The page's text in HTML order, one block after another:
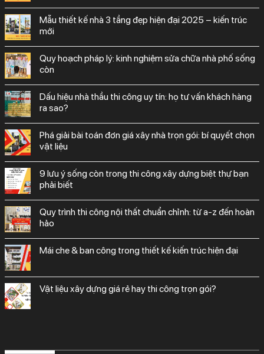
mẫu thiết kế nhà 3 tầng đẹp hiện đại 2025 – kiến trúc
mới
quy hoạch pháp lý: kinh nghiệm sửa chữa nhà phố sống
còn
dấu hiệu nhà thầu thi công uy tín: họ tư vấn khách hàng
ra sao?
phá giải bài toán đơn giá xây nhà trọn gói: bí quyết chọn
vật liệu
9 lưu ý sống còn trong thi công xây dựng biệt thự bạn
phải biết
quy trình thi công nội thất chuẩn chỉnh: từ a-z đến hoàn
hảo
mái che & ban công trong thiết kế kiến trúc hiện đại
vật liệu xây dựng giá rẻ hay thi công trọn gói?